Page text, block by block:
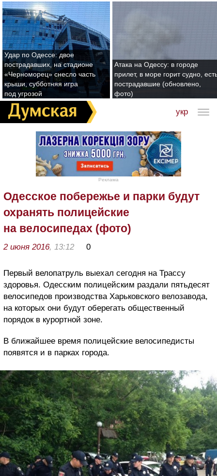
Удар по Одессе: двое
пострадавших, на стадионе
«Черноморец» снесло часть
крыши, субботняя игра
под угрозой
Атака на Одессу: в городе
прилет, в море горит судно,
пострадавшие (обновлено,
фото)
укр
Реклама
Одесское побережье и парки будут
охранять полицейские
на велосипедах (фото)
2 июня 2016, 13:12 0
Первый велопатруль выехал сегодня на Трассу
здоровья. Одесским полицейским раздали пятьдесят
велосипедов производства Харьковского велозавода,
на которых они будут оберегать общественный
порядок в курортной зоне.
В ближайшее время полицейские велосипедисты
появятся и в парках города.